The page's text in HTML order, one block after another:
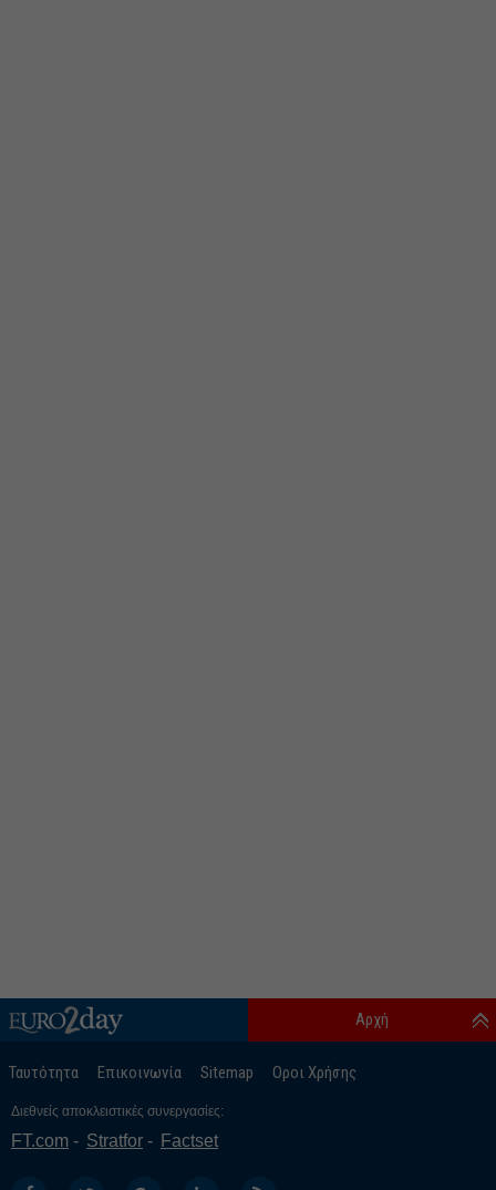
Ταυτότητα Επικοινωνία Sitemap Οροι Χρήσης
Αρχή
Διεθνείς αποκλειστικές συνεργασίες:
FT.com Stratfor Factset